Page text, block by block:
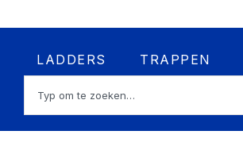
LADDERS Open LADDERS
TRAPPEN